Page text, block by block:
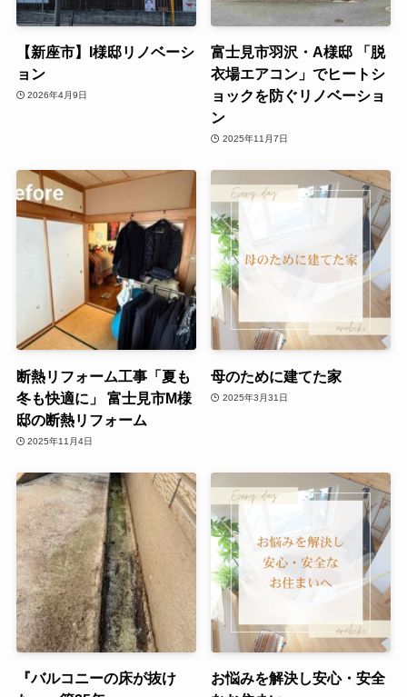
【新座市】I様邸リノベーシ
ョン
2026年4月9日
富士見市羽沢・A様邸 「脱
衣場エアコン」でヒートシ
ョックを防ぐリノベーショ
ン
2025年11月7日
断熱リフォーム工事「夏も
冬も快適に」 富士見市M様
邸の断熱リフォーム
2025年11月4日
母のために建てた家
2025年3月31日
『バルコニーの床が抜け
お悩みを解決し安心・安全